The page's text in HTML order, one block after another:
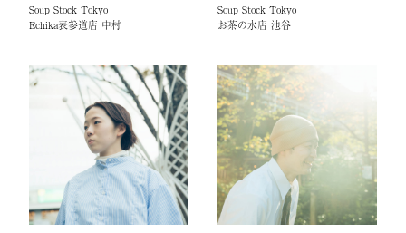
Soup Stock Tokyo
Echika表参道店 中村
Soup Stock Tokyo
お茶の水店 池谷